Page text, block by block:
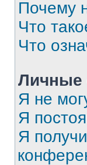
Почему
Что
Что
Личные
Я не
Я
Я